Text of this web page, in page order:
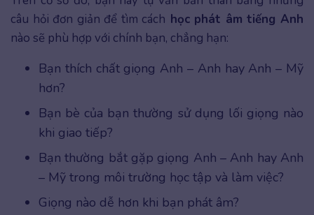
câu hỏi đơn giản để tìm cách học phát âm tiếng Anh
nào sẽ phù hợp với chính bạn, chẳng hạn:
Bạn thích chất giọng Anh – Anh hay Anh – Mỹ
hơn?
Bạn bè của bạn thường sử dụng lối giọng nào
khi giao tiếp?
Bạn thường bắt gặp giọng Anh – Anh hay Anh
– Mỹ trong môi trường học tập và làm việc?
Giọng nào dễ hơn khi bạn phát âm?